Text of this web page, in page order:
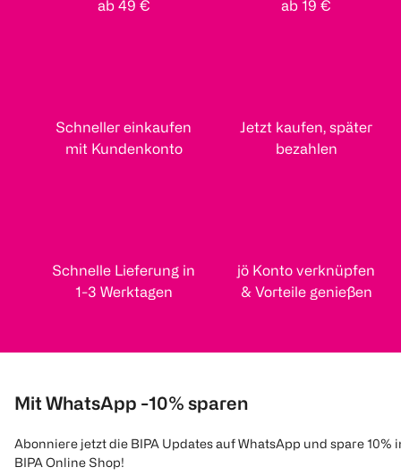
ab 49 €
ab 19 €
Schneller einkaufen
mit Kundenkonto
Jetzt kaufen, später
bezahlen
Schnelle Lieferung in
1-3 Werktagen
jö Konto verknüpfen
& Vorteile genießen
Mit WhatsApp -10% sparen
Abonniere jetzt die BIPA Updates auf WhatsApp und spare 10%
BIPA Online Shop!